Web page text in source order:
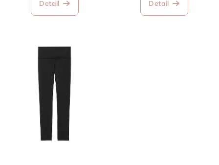
Detail Detail